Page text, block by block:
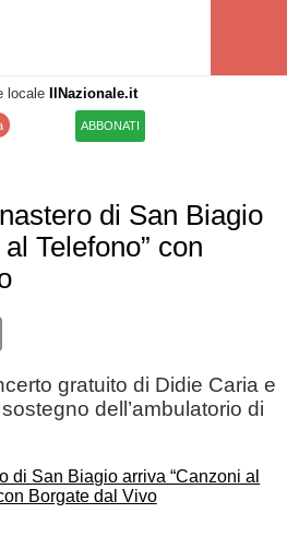
locale IlNazionale.it
ABBONATI
di San Biagio
Telefono” con
Email
gratuito di Didie Caria e
dell’ambulatorio di